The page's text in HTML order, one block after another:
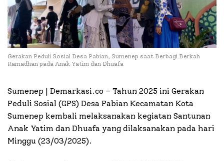
Gerakan Peduli Sosial Desa Pabian, Sumenep saat Berbagi Berkah
Ramadhan pada Anak Yatim dan Dhuafa
Sumenep | Demarkasi.co – Tahun 2025 ini Gerakan
Peduli Sosial (GPS) Desa Pabian Kecamatan Kota
Sumenep kembali melaksanakan kegiatan Santunan
Anak Yatim dan Dhuafa yang dilaksanakan pada hari
Minggu (23/03/2025).